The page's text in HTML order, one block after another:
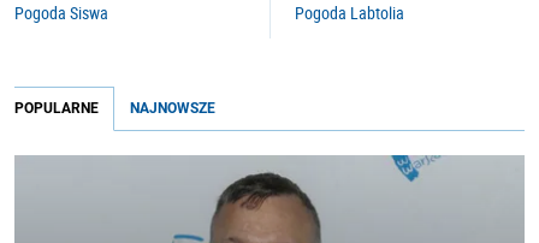
Pogoda Siswa Pogoda Labtolia
POPULARNE NAJNOWSZE